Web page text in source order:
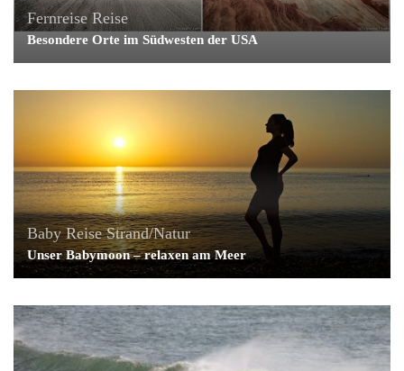
Fernreise Reise
Besondere Orte im Südwesten der USA
Baby Reise Strand/Natur
Unser Babymoon – relaxen am Meer